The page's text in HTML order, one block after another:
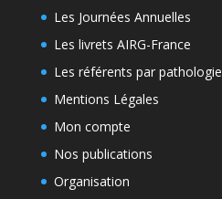
Les Journées Annuelles
Les livrets AIRG-France
Les référents par pathologie
Mentions Légales
Mon compte
Nos publications
Organisation